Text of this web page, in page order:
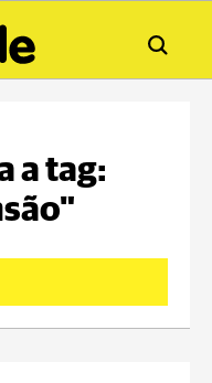
a tag: